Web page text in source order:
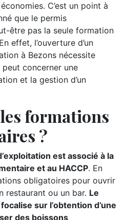
C’est un point à
que le permis
être pas la seule formation
effet, l’ouverture d’un
à Bezons nécessite
peut concerner une
et la gestion d’un
formations
?
est associé à la
et au HACCP. En
obligatoires pour ouvrir
restaurant ou un bar. Le
sur l’obtention d’une
des boissons